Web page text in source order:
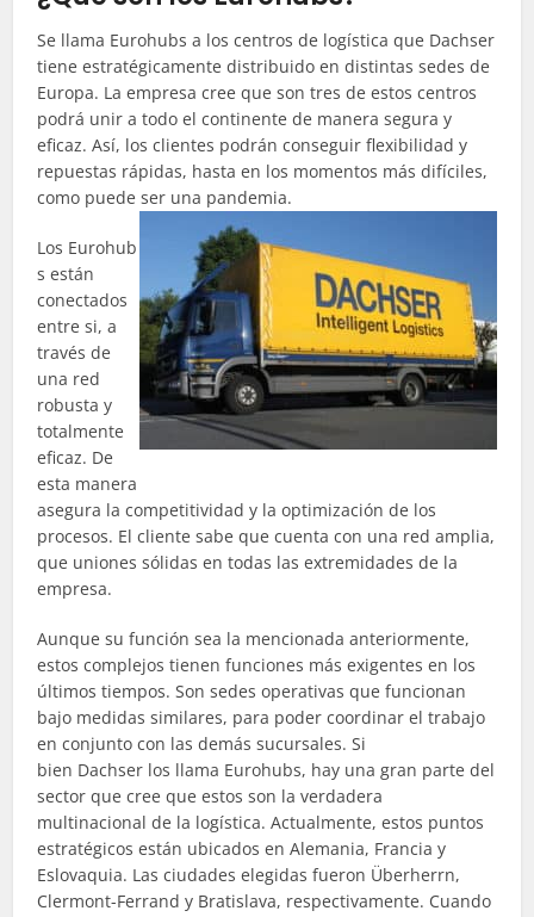
Se llama Eurohubs a los centros de logística que Dachser
tiene estratégicamente distribuido en distintas sedes de
Europa. La empresa cree que son tres de estos centros
podrá unir a todo el continente de manera segura y
eficaz. Así, los clientes podrán conseguir flexibilidad y
repuestas rápidas, hasta en los momentos más difíciles,
como puede ser una pandemia.
Los Eurohub
s están
conectados
entre si, a
través de
una red
robusta y
totalmente
eficaz. De
esta manera
asegura la competitividad y la optimización de los
procesos. El cliente sabe que cuenta con una red amplia,
que uniones sólidas en todas las extremidades de la
empresa.
Aunque su función sea la mencionada anteriormente,
estos complejos tienen funciones más exigentes en los
últimos tiempos. Son sedes operativas que funcionan
bajo medidas similares, para poder coordinar el trabajo
en conjunto con las demás sucursales. Si
bien Dachser los llama Eurohubs, hay una gran parte del
sector que cree que estos son la verdadera
multinacional de la logística. Actualmente, estos puntos
estratégicos están ubicados en Alemania, Francia y
Eslovaquia. Las ciudades elegidas fueron Überherrn,
Clermont-Ferrand y Bratislava, respectivamente. Cuando